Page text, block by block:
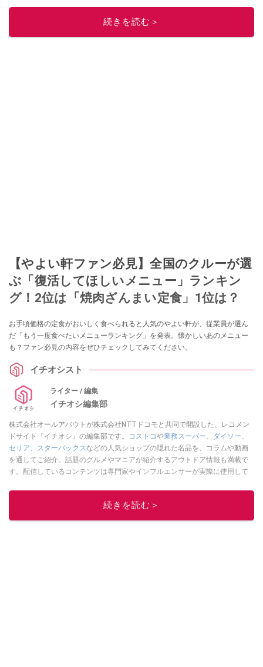
ニュースでフォロー
続きを読む＞
【やよい軒ファン必見】全国のクルーが選
ぶ「復活してほしいメニュー」ランキン
グ！2位は「焼肉ざんまい定食」1位は？
お手頃価格の定食がおいしく食べられると人気のやよい軒が、従業員が選ん
だ「もう一度食べたいメニューランキング」を発表。懐かしいあのメニュー
も？ファン必見の内容をぜひチェックしてみてください。
イチオシスト
ライター / 編集
イチオシ編集部
株式会社オールアバウトが株式会社NTTドコモと共同で開設した、レコメン
ドサイト『イチオシ』の編集部です。
コストコや業務スーパー、 ダイソー、
セリア、 スターバックスなどの人気ショップの隠れた名品を、コラムや動画
を通してご紹介。話題のグルメやマニアが紹介するアウトドア情報も満載で
す。配信しているコンテンツは専門家やインフルエンサーが実際に使用して
ニュースでフォロー
続きを読む＞